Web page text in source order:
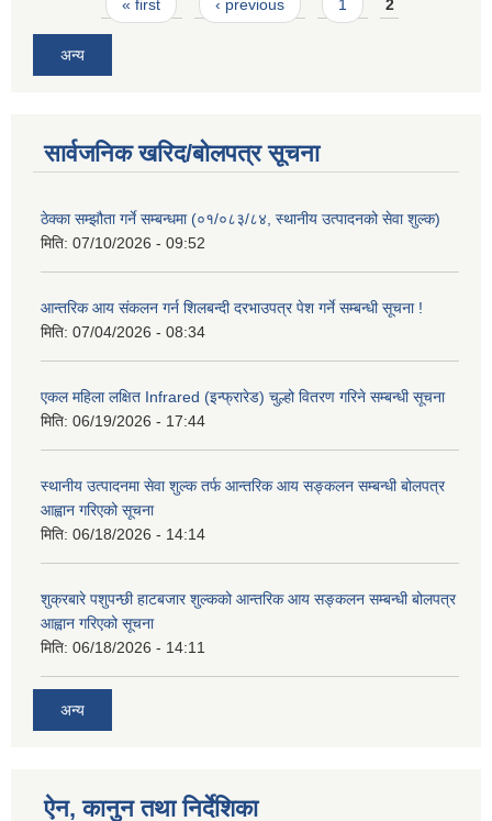
« first ‹ previous 1 2
अन्य
सार्वजनिक खरिद/बोलपत्र सूचना
ठेक्का सम्झौता गर्ने सम्बन्धमा (०१/०८३/८४, स्थानीय उत्पादनको सेवा शुल्क)
मिति: 07/10/2026 - 09:52
आन्तरिक आय संकलन गर्न शिलबन्दी दरभाउपत्र पेश गर्ने सम्बन्धी सूचना !
मिति: 07/04/2026 - 08:34
एकल महिला लक्षित Infrared (इन्फ्रारेड) चुल्हो वितरण गरिने सम्बन्धी सूचना
मिति: 06/19/2026 - 17:44
स्थानीय उत्पादनमा सेवा शुल्क तर्फ आन्तरिक आय सङ्कलन सम्बन्धी बोलपत्र
आह्वान गरिएको सूचना
मिति: 06/18/2026 - 14:14
शुक्रबारे पशुपन्छी हाटबजार शुल्कको आन्तरिक आय सङ्कलन सम्बन्धी बोलपत्र
आह्वान गरिएको सूचना
मिति: 06/18/2026 - 14:11
अन्य
ऐन, कानुन तथा निर्देशिका